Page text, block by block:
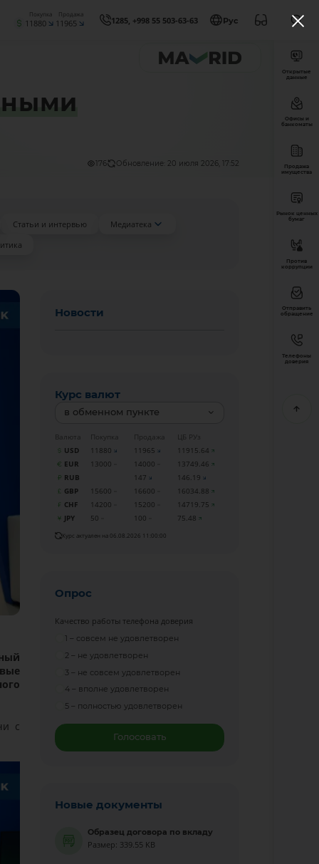
Покупка
11880
Продажа
11965 1285, +998 55 503-63-63 Рус
176 Обновление: 20 июля 2026, 17:52
Статьи и интервью
Медиатека
с
Новости
Курс валют
в обменном пункте
Валюта Покупка Продажа
ЦБ РУз
USD
11880 11965
11915.64
EUR
13000 14000
13749.46
RUB
147
146.19
GBP
15600 16600
16034.88
CHF
14200 15200
14719.75
JPY
50 100 75.48
Курс актуален на 06.08.2026 11:00:00
Опрос
Качество работы телефона доверия
1 – совсем не удовлетворен
2 – не удовлетворен
3 – не совсем удовлетворен
4 – вполне удовлетворен
5 – полностью удовлетворен
Голосовать
Новые документы
Образец договора по вкладу
Размер: 339.55 KB
Открытые
данные
Офисы и
банкоматы
Продажа
имущества
Рынок ценных
бумаг
Против
коррупции
Отправить
обращение
Телефоны
доверия